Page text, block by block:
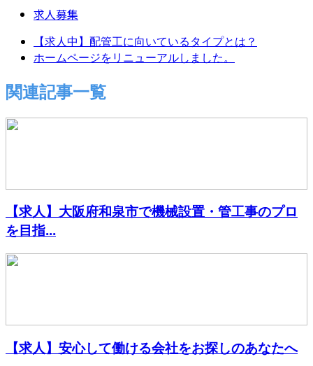
求人募集
【求人中】配管工に向いているタイプとは？
ホームページをリニューアルしました。
関連記事一覧
【求人】大阪府和泉市で機械設置・管工事のプロ
を目指...
【求人】安心して働ける会社をお探しのあなたへ